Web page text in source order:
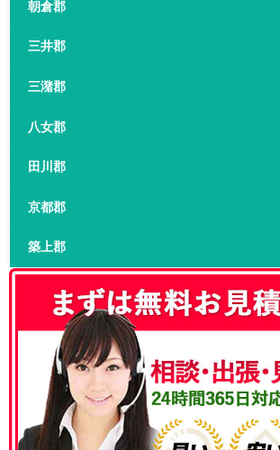
朝倉郡
三井郡
三潴郡
八女郡
田川郡
京都郡
築上郡